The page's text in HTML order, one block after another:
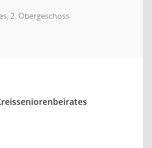
2. Obergeschoss